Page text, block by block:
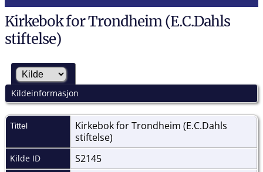
Kirkebok for Trondheim (E.C.Dahls
stiftelse)
Kildeinformasjon
Tittel
Kirkebok for Trondheim (E.C.Dahls
stiftelse)
Kilde ID S2145